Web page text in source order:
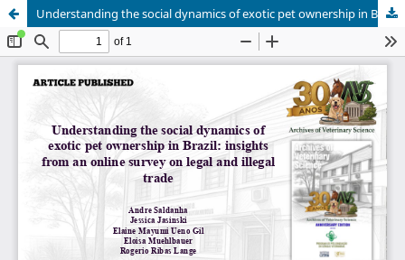
Understanding the social dynamics of exotic pet ownership in Brazil: insights from an online survey on legal and illegal trade